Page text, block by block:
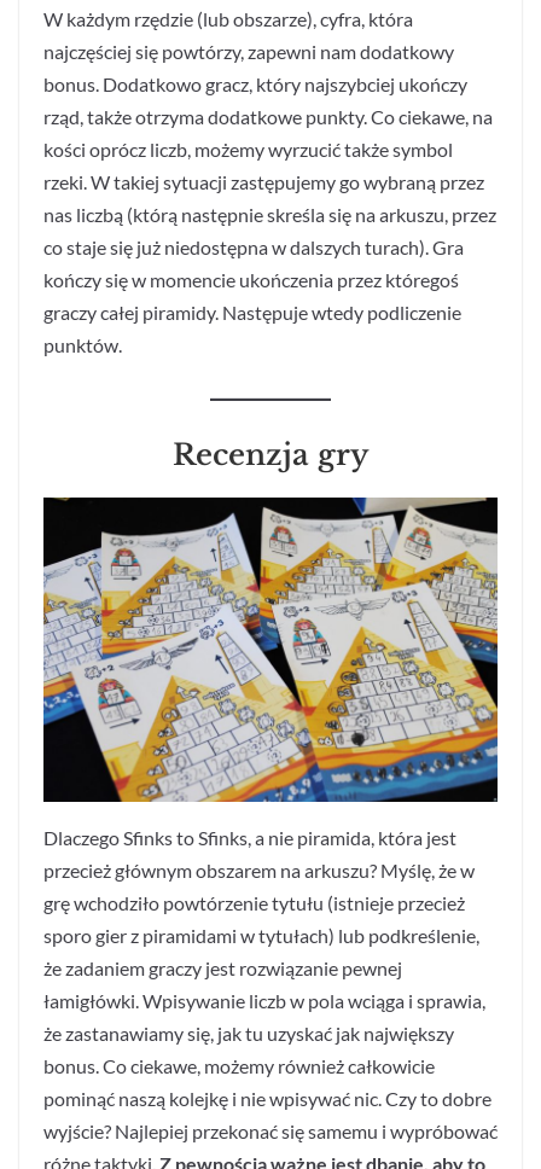
W każdym rzędzie (lub obszarze), cyfra, która
najczęściej się powtórzy, zapewni nam dodatkowy
bonus. Dodatkowo gracz, który najszybciej ukończy
rząd, także otrzyma dodatkowe punkty. Co ciekawe, na
kości oprócz liczb, możemy wyrzucić także symbol
rzeki. W takiej sytuacji zastępujemy go wybraną przez
nas liczbą (którą następnie skreśla się na arkuszu, przez
co staje się już niedostępna w dalszych turach). Gra
kończy się w momencie ukończenia przez któregoś
graczy całej piramidy. Następuje wtedy podliczenie
punktów.
Recenzja gry
Dlaczego Sfinks to Sfinks, a nie piramida, która jest
przecież głównym obszarem na arkuszu? Myślę, że w
grę wchodziło powtórzenie tytułu (istnieje przecież
sporo gier z piramidami w tytułach) lub podkreślenie,
że zadaniem graczy jest rozwiązanie pewnej
łamigłówki. Wpisywanie liczb w pola wciąga i sprawia,
że zastanawiamy się, jak tu uzyskać jak największy
bonus. Co ciekawe, możemy również całkowicie
pominąć naszą kolejkę i nie wpisywać nic. Czy to dobre
wyjście? Najlepiej przekonać się samemu i wypróbować
różne taktyki.Z pewnością ważne jest dbanie, aby to